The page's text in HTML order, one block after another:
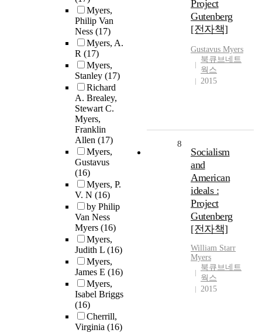
Myers,
Philip Van
Ness (17)
Myers, A.
R (17)
Myers,
Stanley (17)
Richard
A. Brealey,
Stewart C.
Myers,
Franklin
Allen (17)
Myers,
Gustavus
(16)
Myers, P.
V. N (16)
by Philip
Van Ness
Myers (16)
Myers,
Judith L (16)
Myers,
James E (16)
Myers,
Isabel Briggs
(16)
Cherrill,
Virginia (16)
Project
Gutenberg
[전자책]
Gustavus Myers
북큐브네트
웍스
2015
8
Socialism
and
American
ideals :
Project
Gutenberg
[전자책]
William Starr
Myers
북큐브네트
웍스
2015